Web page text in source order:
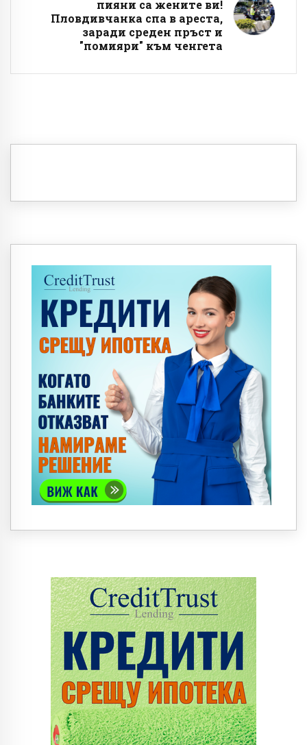
пияни са жените ви!
Пловдивчанка спа в ареста,
заради среден пръст и
"помияри" към ченгета